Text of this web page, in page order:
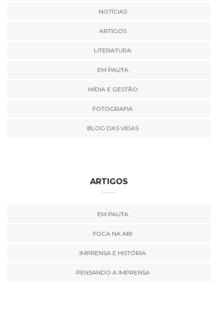
NOTÍCIAS
ARTIGOS
LITERATURA
EM PAUTA
MÍDIA E GESTÃO
FOTOGRAFIA
BLOG DAS VIDAS
ARTIGOS
EM PAUTA
FOCA NA ABI
IMPRENSA E HISTÓRIA
PENSANDO A IMPRENSA